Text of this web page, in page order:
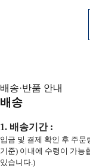
배송·반품 안내
배송
1. 배송기간 :
입금 및 결제 확인 후 주문
기준) 이내에 수령이 가능
있습니다.)